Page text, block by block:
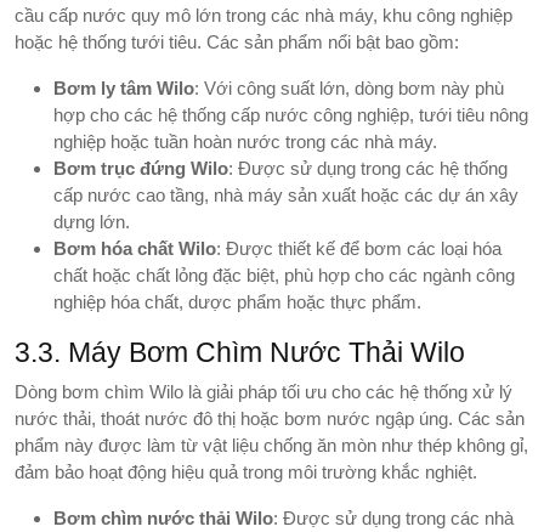
cầu cấp nước quy mô lớn trong các nhà máy, khu công nghiệp
hoặc hệ thống tưới tiêu. Các sản phẩm nổi bật bao gồm:
Bơm ly tâm Wilo: Với công suất lớn, dòng bơm này phù
hợp cho các hệ thống cấp nước công nghiệp, tưới tiêu nông
nghiệp hoặc tuần hoàn nước trong các nhà máy.
Bơm trục đứng Wilo: Được sử dụng trong các hệ thống
cấp nước cao tầng, nhà máy sản xuất hoặc các dự án xây
dựng lớn.
Bơm hóa chất Wilo: Được thiết kế để bơm các loại hóa
chất hoặc chất lỏng đặc biệt, phù hợp cho các ngành công
nghiệp hóa chất, dược phẩm hoặc thực phẩm.
3.3. Máy Bơm Chìm Nước Thải Wilo
Dòng bơm chìm Wilo là giải pháp tối ưu cho các hệ thống xử lý
nước thải, thoát nước đô thị hoặc bơm nước ngập úng. Các sản
phẩm này được làm từ vật liệu chống ăn mòn như thép không gỉ,
đảm bảo hoạt động hiệu quả trong môi trường khắc nghiệt.
Bơm chìm nước thải Wilo: Được sử dụng trong các nhà